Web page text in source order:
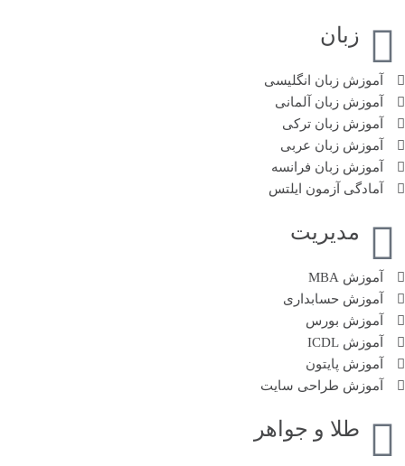
زبان
آموزش زبان انگلیسی
آموزش زبان آلمانی
آموزش زبان ترکی
آموزش زبان عربی
آموزش زبان فرانسه
آمادگی آزمون ایلتس
مدیریت
آموزش‌ MBA
آموزش حسابداری
آموزش بورس
آموزش ICDL
آموزش پایتون
آموزش‌ طراحی سایت
طلا و جواهر